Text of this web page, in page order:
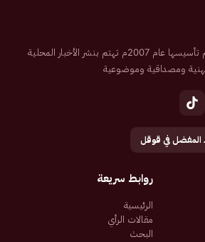
صحيفة إلكترونية سعودية تم تأسيسها عام 2007م تهتم بنشر الأخبار المحلية
ومصداقية وموضوعية
في قوقل
روابط سريعة
الرئيسية
مقالات الرأي
البحث